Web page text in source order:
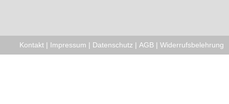
Kontakt | Impressum | Datenschutz | AGB | Widerrufsbelehrung